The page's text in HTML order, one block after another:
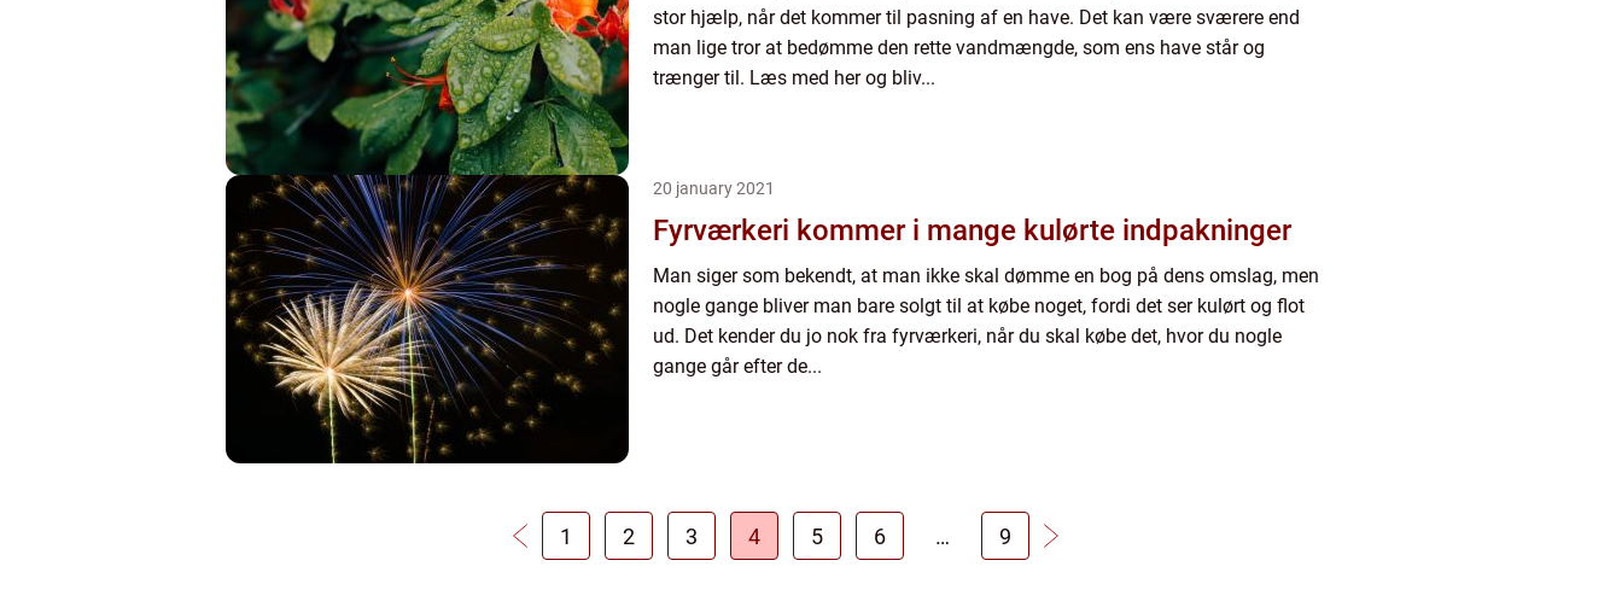
stor hjælp, når det kommer til pasning af en have. Det kan være sværere end
man lige tror at bedømme den rette vandmængde, som ens have står og
trænger til. Læs med her og bliv...
20 january 2021
Fyrværkeri kommer i mange kulørte indpakninger
Man siger som bekendt, at man ikke skal dømme en bog på dens omslag, men
nogle gange bliver man bare solgt til at købe noget, fordi det ser kulørt og flot
ud. Det kender du jo nok fra fyrværkeri, når du skal købe det, hvor du nogle
gange går efter de...
1 2 3 4 5 6 … 9